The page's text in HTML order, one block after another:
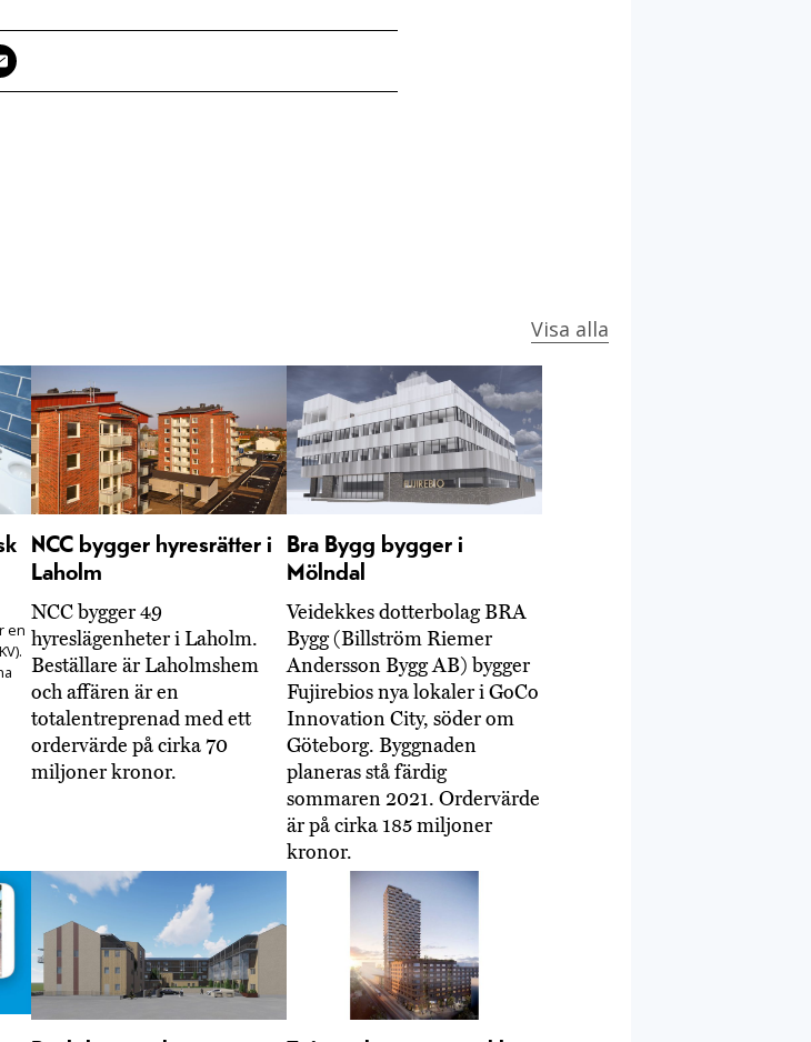
Visa alla
en
NCC bygger hyresrätter i
Laholm
NCC bygger 49
hyreslägenheter i Laholm.
Beställare är Laholmshem
och affären är en
totalentreprenad med ett
ordervärde på cirka 70
miljoner kronor.
Bra Bygg bygger i
Mölndal
Veidekkes dotterbolag BRA
Bygg (Billström Riemer
Andersson Bygg AB) bygger
Fujirebios nya lokaler i GoCo
Innovation City, söder om
Göteborg. Byggnaden
planeras stå färdig
sommaren 2021. Ordervärde
är på cirka 185 miljoner
kronor.